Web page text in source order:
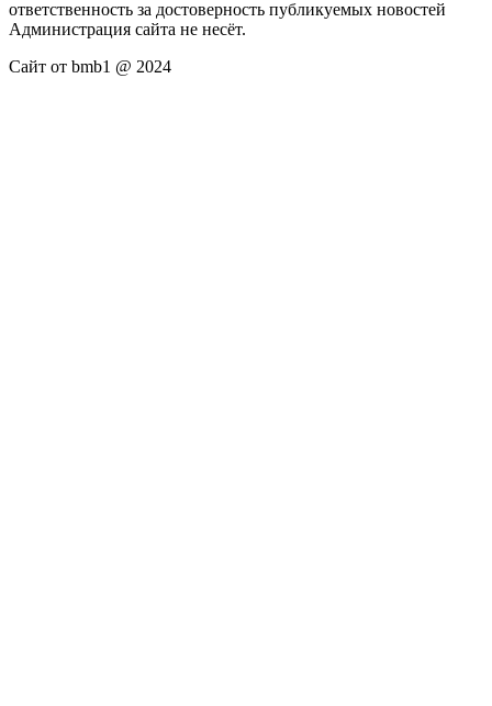
ответственность за достоверность публикуемых новостей
Администрация сайта не несёт.
Сайт от bmb1 @ 2024